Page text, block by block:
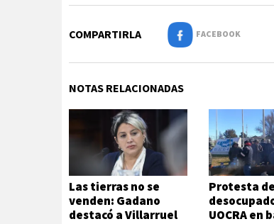
COMPARTIRLA FACEBOOK
NOTAS RELACIONADAS
Las tierras no se
venden: Gadano
destacó a Villarruel
Protesta de
UOCRA en